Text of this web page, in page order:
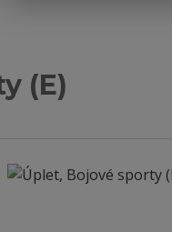
(E)